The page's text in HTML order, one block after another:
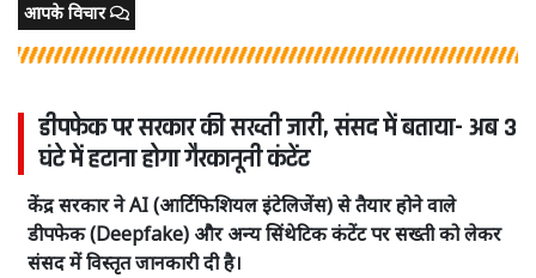
आपके विचार
डीपफेक पर सरकार की सख्ती जारी, संसद में बताया- अब 3
घंटे में हटाना होगा गैरकानूनी कंटेंट
केंद्र सरकार ने AI (आर्टिफिशियल इंटेलिजेंस) से तैयार होने वाले
डीपफेक (Deepfake) और अन्य सिंथेटिक कंटेंट पर सख्ती को लेकर
संसद में विस्तृत जानकारी दी है।